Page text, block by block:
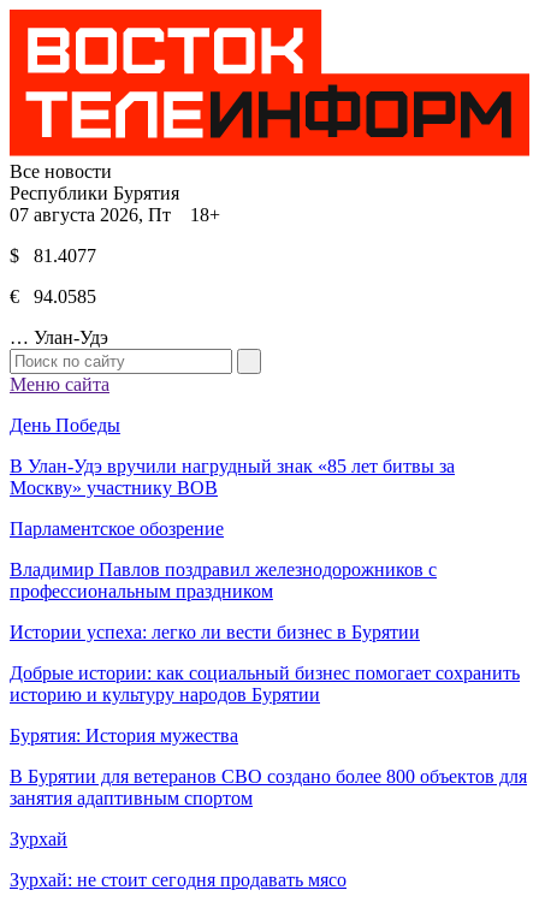
Все новости
Республики Бурятия
07 августа 2026, Пт 18+
$ 81.4077
€ 94.0585
… Улан-Удэ
Меню сайта
День Победы
В Улан-Удэ вручили нагрудный знак «85 лет битвы за
Москву» участнику ВОВ
Парламентское обозрение
Владимир Павлов поздравил железнодорожников с
профессиональным праздником
Истории успеха: легко ли вести бизнес в Бурятии
Добрые истории: как социальный бизнес помогает сохранить
историю и культуру народов Бурятии
Бурятия: История мужества
В Бурятии для ветеранов СВО создано более 800 объектов для
занятия адаптивным спортом
Зурхай
Зурхай: не стоит сегодня продавать мясо